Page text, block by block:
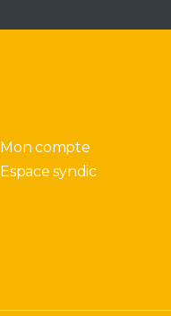
Mon compte
Espace syndic